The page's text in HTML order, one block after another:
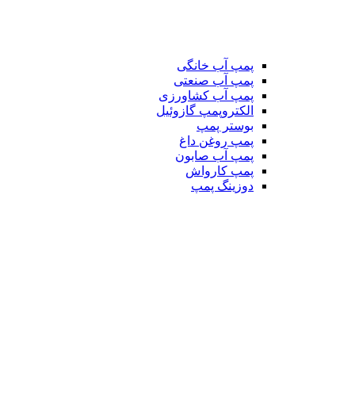
پمپ آب خانگی
پمپ آب صنعتی
پمپ آب کشاورزی
الکتروپمپ گازوئیل
بوستر پمپ
پمپ روغن داغ
پمپ آب صابون
پمپ کارواش
دوزینگ پمپ